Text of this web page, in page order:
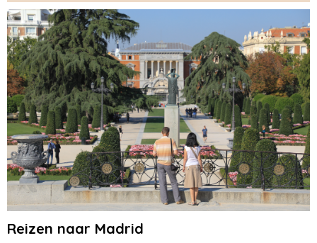
Reizen naar Madrid